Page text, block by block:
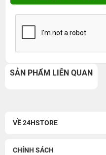
SẢN PHẨM LIÊN QUAN
VỀ 24HSTORE
CHÍNH SÁCH